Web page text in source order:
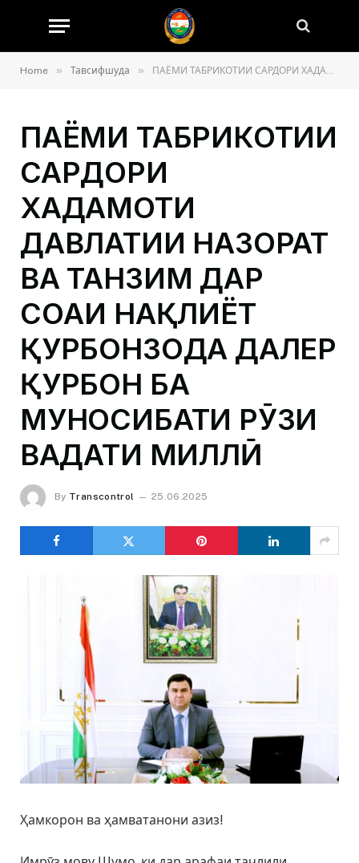
Home » Тавсифшуда » ПАЁМИ ТАБРИКОТИИ САРДОРИ ХАДАМОТИ ДАВЛАТИИ НАЗОРАТ ВА ТАНЗИМ ДАР СОҲАИ НАҚЛИЁТ ҚУРБОНЗОДА ДАЛЕР ҚУРБОН БА МУНОСИБАТИ РӮЗИ ВАҲДАТИ МИЛЛӢ
ПАЁМИ ТАБРИКОТИИ
САРДОРИ
ХАДАМОТИ
ДАВЛАТИИ НАЗОРАТ
ВА ТАНЗИМ ДАР
СОҲАИ НАҚЛИЁТ
ҚУРБОНЗОДА ДАЛЕР
ҚУРБОН БА
МУНОСИБАТИ РӮЗИ
ВАҲДАТИ МИЛЛӢ
By Transcontrol 25.06.2025
Ҳамкорон ва ҳамватанони азиз!